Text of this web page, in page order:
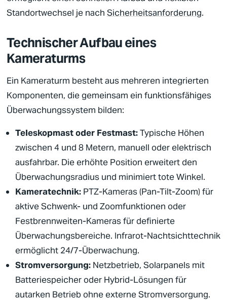
Standortwechsel je nach Sicherheitsanforderung.
Technischer Aufbau eines
Kameraturms
Ein Kameraturm besteht aus mehreren integrierten
Komponenten, die gemeinsam ein funktionsfähiges
Überwachungssystem bilden:
Teleskopmast oder Festmast:Typische Höhen
zwischen 4 und 8 Metern, manuell oder elektrisch
ausfahrbar. Die erhöhte Position erweitert den
Überwachungsradius und minimiert tote Winkel.
Kameratechnik:PTZ-Kameras (Pan-Tilt-Zoom) für
aktive Schwenk- und Zoomfunktionen oder
Festbrennweiten-Kameras für definierte
Überwachungsbereiche. Infrarot-Nachtsichttechnik
ermöglicht 24/7-Überwachung.
Stromversorgung:Netzbetrieb, Solarpanels mit
Batteriespeicher oder Hybrid-Lösungen für
autarken Betrieb ohne externe Stromversorgung.